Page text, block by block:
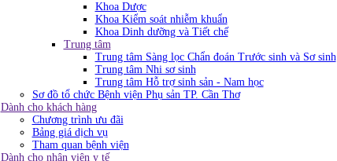
Khoa Dược
Khoa Kiểm soát nhiễm khuẩn
Khoa Dinh dưỡng và Tiết chế
Trung tâm
Trung tâm Sàng lọc Chẩn đoán Trước sinh và Sơ sinh
Trung tâm Nhi sơ sinh
Trung tâm Hỗ trợ sinh sản - Nam học
Sơ đồ tổ chức Bệnh viện Phụ sản TP. Cần Thơ
Dành cho khách hàng
Chương trình ưu đãi
Bảng giá dịch vụ
Tham quan bệnh viện
Dành cho nhân viên y tế